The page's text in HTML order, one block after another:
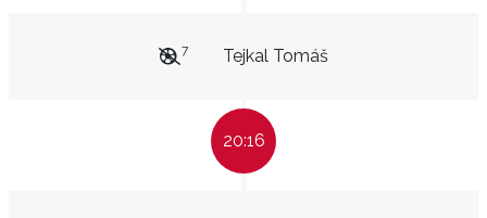
Tejkal Tomáš
7
20:16